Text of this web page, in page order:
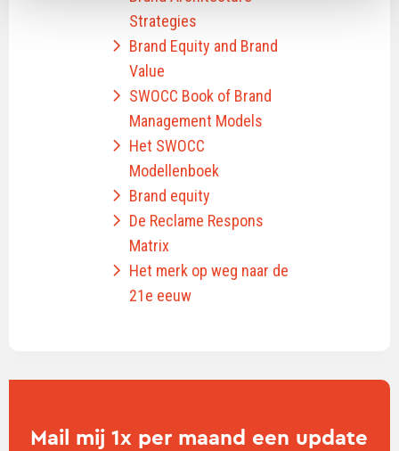
Strategies
Brand Equity and Brand
Value
SWOCC Book of Brand
Management Models
Het SWOCC
Modellenboek
Brand equity
De Reclame Respons
Matrix
Het merk op weg naar de
21e eeuw
Mail mij 1x per maand een update